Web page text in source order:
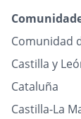
Comunidad
Castilla y
Cataluña
Castilla-La